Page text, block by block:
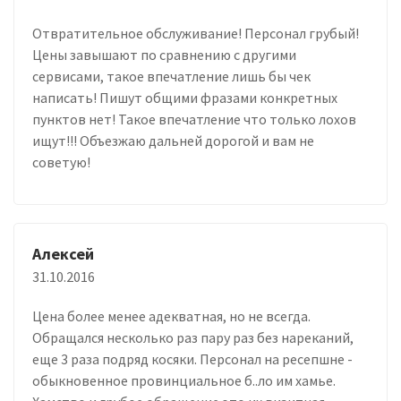
Отвратительное обслуживание! Персонал грубый!
Цены завышают по сравнению с другими
сервисами, такое впечатление лишь бы чек
написать! Пишут общими фразами конкретных
пунктов нет! Такое впечатление что только лохов
ищут!!! Объезжаю дальней дорогой и вам не
советую!
Алексей
31.10.2016
Цена более менее адекватная, но не всегда.
Обращался несколько раз пару раз без нареканий,
еще 3 раза подряд косяки. Персонал на ресепшне -
обыкновенное провинциальное б..ло им хамье.